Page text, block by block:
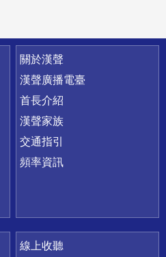
關於漢聲
漢聲廣播電臺
首長介紹
漢聲家族
交通指引
頻率資訊
線上收聽